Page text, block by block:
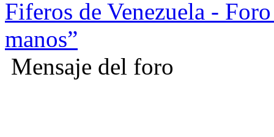
Fiferos de Venezuela -
manos”
Mensaje del foro